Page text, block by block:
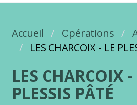
Fil d'Ariane
Accueil Opérations
LES CHARCOIX - LE
LES CHARCOIX -
PLESSIS PÂTÉ